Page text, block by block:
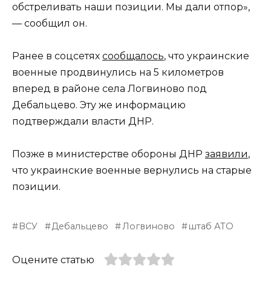
обстреливать наши позиции. Мы дали отпор»,
— сообщил он.
Ранее в соцсетях сообщалось, что украинские
военные продвинулись на 5 километров
вперед в районе села Логвиново под
Дебальцево. Эту же информацию
подтверждали власти ДНР.
Позже в министерстве обороны ДНР заявили,
что украинские военные вернулись на старые
позиции.
ВСУ Дебальцево Логвиново штаб АТО
Оцените статью